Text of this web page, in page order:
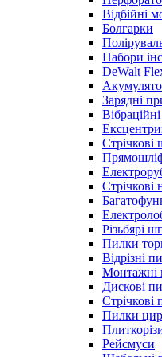
Відбійні
Болгарки
Набори
DeWalt
Зарядні
Стрічкові
Різьбярі
Пилки
Відрізні
Монтажні
Дискові
Стрічкові
Пилки
Рейсмуси